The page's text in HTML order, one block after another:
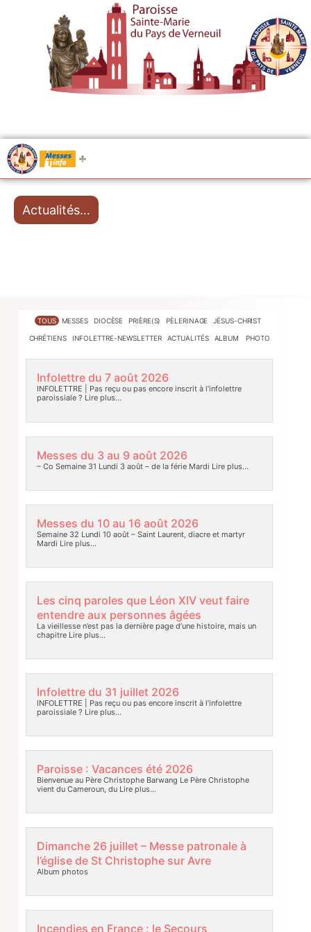
Messes
Actualités…
TOUS MESSES DIOCÈSE PRIÈRE(S) PÈLERINAGE JÉSUS-CHRIST
CHRÉTIENS INFOLETTRE-NEWSLETTER ACTUALITÉS ALBUM PHOTO
Infolettre du 7 août 2026
INFOLETTRE | Pas reçu ou pas encore inscrit à l’infolettre
paroissiale ? Lire plus…
Messes du 3 au 9 août 2026
– Co Semaine 31 Lundi 3 août – de la férie Mardi Lire plus…
Messes du 10 au 16 août 2026
Semaine 32 Lundi 10 août – Saint Laurent, diacre et martyr
Mardi Lire plus…
Les cinq paroles que Léon XIV veut faire
entendre aux personnes âgées
La vieillesse n’est pas la dernière page d’une histoire, mais un
chapitreLire plus…
Infolettre du 31 juillet 2026
INFOLETTRE | Pas reçu ou pas encore inscrit à l’infolettre
paroissiale ? Lire plus…
Paroisse : Vacances été 2026
Bienvenue au Père Christophe Barwang Le Père Christophe
vient du Cameroun, duLire plus…
Dimanche 26 juillet – Messe patronale à
l’église de St Christophe sur Avre
Album photos
Incendies en France : le Secours